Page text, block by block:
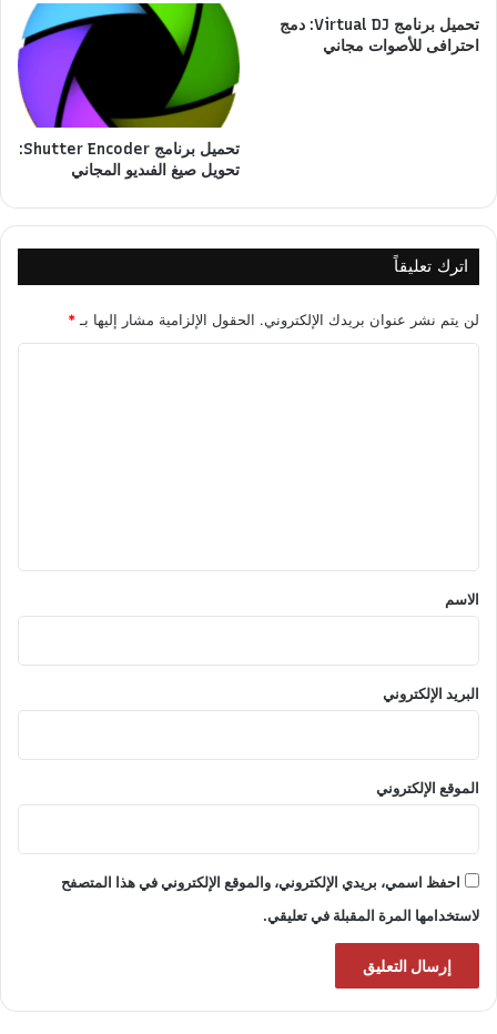
تحميل برنامج Virtual DJ: دمج
احترافى للأصوات مجاني
تحميل برنامج Shutter Encoder:
تحويل صيغ الفىديو المجاني
اترك تعليقاً
لن يتم نشر عنوان بريدك الإلكتروني. الحقول الإلزامية مشار إليها بـ*
*
الاسم
البريد الإلكتروني
الموقع الإلكتروني
احفظ اسمي، بريدي الإلكتروني، والموقع الإلكتروني في هذا المتصفح
لاستخدامها المرة المقبلة في تعليقي.